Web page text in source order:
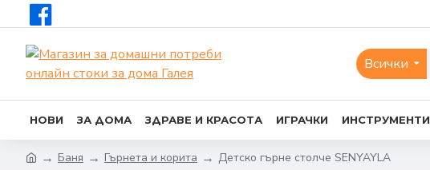
Всички
НОВИ ЗА ДОМА ЗДРАВЕ И КРАСОТА ИГРАЧКИ ИНСТРУМЕНТИ
Баня Гърнета и корита Детско гърне столче SENYAYLA